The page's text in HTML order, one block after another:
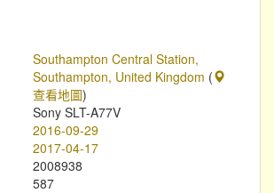
Southampton Central Station,
Southampton, United Kingdom (
查看地圖)
Sony SLT-A77V
2016-09-29
2017-04-17
2008938
587